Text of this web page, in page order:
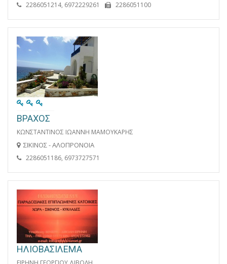
2286051214, 6972229261 2286051100
ΒΡΑΧΟΣ
ΚΩΝΣΤΑΝΤΙΝΟΣ ΙΩΑΝΝΗ ΜΑΜΟΥΚΑΡΗΣ
ΣΙΚΙΝΟΣ - ΑΛΟΠΡΟΝΟΙΑ
2286051186, 6973727571
ΗΛΙΟΒΑΣΙΛΕΜΑ